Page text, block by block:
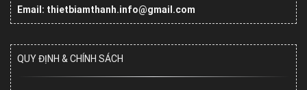
Email: thietbiamthanh.info@gmail.com
QUY ĐỊNH & CHÍNH SÁCH